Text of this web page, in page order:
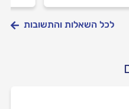
לכל השאלות והתשובות